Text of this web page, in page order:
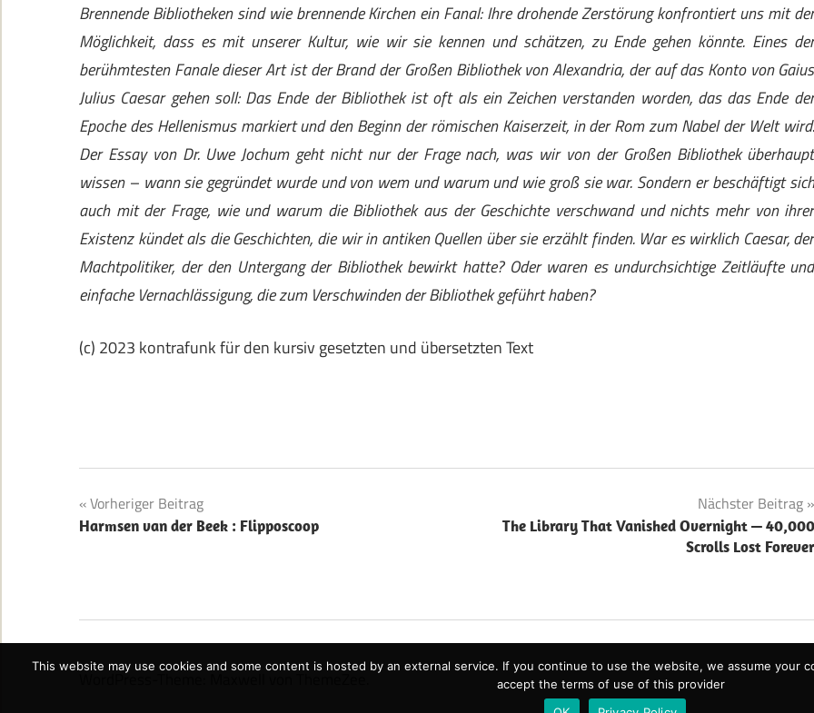
Brennende Bibliotheken sind wie brennende Kirchen ein Fanal: Ihre drohende Zerstörung konfrontiert uns mit der
Möglichkeit, dass es mit unserer Kultur, wie wir sie kennen und schätzen, zu Ende gehen könnte. Eines der
berühmtesten Fanale dieser Art ist der Brand der Großen Bibliothek von Alexandria, der auf das Konto von Gaius
Julius Caesar gehen soll: Das Ende der Bibliothek ist oft als ein Zeichen verstanden worden, das das Ende der
Epoche des Hellenismus markiert und den Beginn der römischen Kaiserzeit, in der Rom zum Nabel der Welt wird.
Der Essay von Dr. Uwe Jochum geht nicht nur der Frage nach, was wir von der Großen Bibliothek überhaupt
wissen – wann sie gegründet wurde und von wem und warum und wie groß sie war. Sondern er beschäftigt sich
auch mit der Frage, wie und warum die Bibliothek aus der Geschichte verschwand und nichts mehr von ihrer
Existenz kündet als die Geschichten, die wir in antiken Quellen über sie erzählt finden. War es wirklich Caesar, der
Machtpolitiker, der den Untergang der Bibliothek bewirkt hatte? Oder waren es undurchsichtige Zeitläufte und
einfache Vernachlässigung, die zum Verschwinden der Bibliothek geführt haben?
(c) 2023 kontrafunk für den kursiv gesetzten und übersetzten Text
Beitragsnavigation
Vorheriger Beitrag
Harmsen van der Beek : Flipposcoop
Nächster Beitrag
The Library That Vanished Overnight — 40,000
Scrolls Lost Forever
WordPress-Theme: Maxwell von ThemeZee.
This website may use cookies and some content is hosted by an external service. If you continue to use the website, we assume your
accept the terms of use of this provider